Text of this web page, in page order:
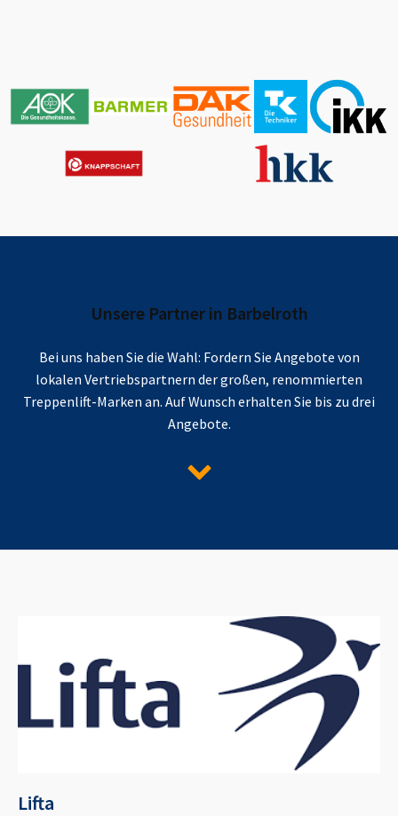
Unsere Partner in Barbelroth
Bei uns haben Sie die Wahl: Fordern Sie Angebote von
lokalen Vertriebspartnern der großen, renommierten
Treppenlift-Marken an. Auf Wunsch erhalten Sie bis zu drei
Angebote.
Lifta